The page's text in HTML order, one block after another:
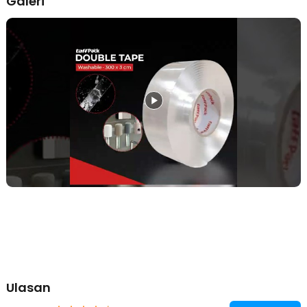
Salah satu keunggulan utama TaffPACK adalah kemampuannya
untuk digunakan kembali. Jika perekat mulai kotor atau kehilangan
daya rekat, Anda bisa mencucinya dengan air, mengeringkannya,
dan menggunakannya lagi tanpa perlu membeli perekat baru. Fitur
ini membuatnya ekonomis dan ramah lingkungan.
Desain Transparan yang Tidak Mengganggu Estetika
Terbuat dari nano PU gel yang transparan, double tape ini tidak
merusak tampilan furnitur atau dekorasi Anda. Warna beningnya
memastikan perekat tidak terlihat mencolok, sehingga ideal untuk
barang dekoratif, cermin, atau peralatan dapur yang membutuhkan
tampilan bersih dan rapi.
Rincian yang Anda dapatkan untuk pembelian produk ini:
Ulasan